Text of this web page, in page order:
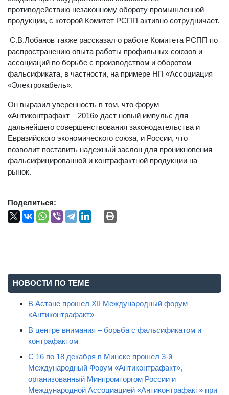
противодействию незаконному обороту промышленной
продукции, с которой Комитет РСПП активно сотрудничает.
С.В.Лобанов также рассказал о работе Комитета РСПП по
распространению опыта работы профильных союзов и
ассоциаций по борьбе с производством и оборотом
фальсификата, в частности, на примере НП «Ассоциация
«Электрокабель».
Он выразил уверенность в том, что форум
«Антиконтрафакт – 2016» даст новый импульс для
дальнейшего совершенствования законодательства и
Евразийского экономического союза, и России, что
позволит поставить надежный заслон для проникновения
фальсифицированной и контрафактной продукции на
рынок.
Поделиться:
НОВОСТИ ПО ТЕМЕ
В Астане прошел XII Международный форум
«Антиконтрафакт»
В центре внимания – борьба с фальсификатом и
контрафактом
С 16 по 18 декабря в Минске прошел 3-й
Международный Форум «Антиконтрафакт»,
организованный Минпромторгом России и
Международной Ассоциацией «Антиконтрафакт» при